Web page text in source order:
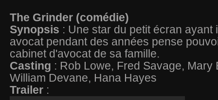
The Grinder (comédie)
Synopsis : Une star du petit écran ayant
avocat pendant des années pense
cabinet d'avocat de sa famille.
Casting : Rob Lowe, Fred Savage, Mary
William Devane, Hana Hayes
Trailer :